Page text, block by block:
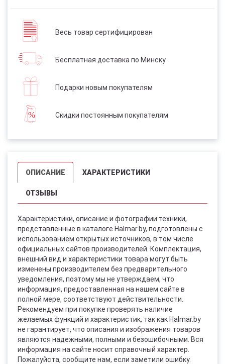
Весь товар сертифицирован
Бесплатная доставка по Минску
Подарки новым покупателям
Скидки постоянным покупателям
ОПИСАНИЕ ХАРАКТЕРИСТИКИ
ОТЗЫВЫ
Характеристики, описание и фотографии техники,
представленные в каталоге Halmar.by, подготовлены с
использованием открытых источников, в том числе
официальных сайтов производителей. Комплектация,
внешний вид и характеристики товара могут быть
изменены производителем без предварительного
уведомления, поэтому мы не утверждаем, что
информация, предоставленная на нашем сайте в
полной мере, соответствуют действительности.
Рекомендуем при покупке проверять наличие
желаемых функций и характеристик, так как Halmar.by
не гарантирует, что описания и изображения товаров
являются надежными, полными и безошибочными. Вся
информация на сайте носит справочный характер.
Пожалуйста, сообщите нам, если заметили ошибку.